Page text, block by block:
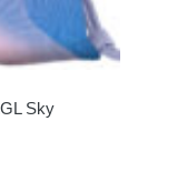
Sky